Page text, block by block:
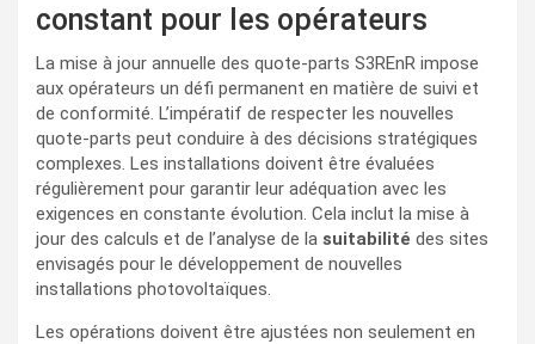
constant pour les opérateurs
La mise à jour annuelle des quote-parts S3REnR impose
aux opérateurs un défi permanent en matière de suivi et
de conformité. L’impératif de respecter les nouvelles
quote-parts peut conduire à des décisions stratégiques
complexes. Les installations doivent être évaluées
régulièrement pour garantir leur adéquation avec les
exigences en constante évolution. Cela inclut la mise à
jour des calculs et de l’analyse de la suitabilité des sites
envisagés pour le développement de nouvelles
installations photovoltaïques.
Les opérations doivent être ajustées non seulement en